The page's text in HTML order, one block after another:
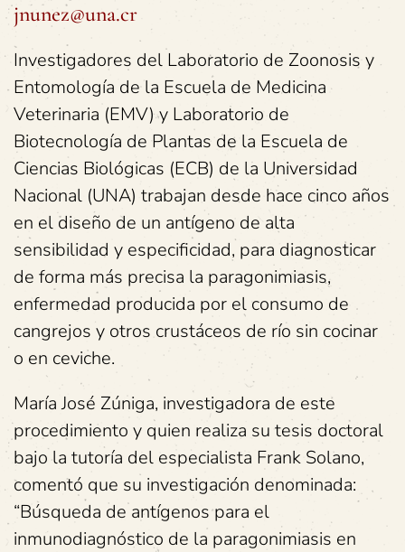
jnunez@una.cr
Investigadores del Laboratorio de Zoonosis y
Entomología de la Escuela de Medicina
Veterinaria (EMV) y Laboratorio de
Biotecnología de Plantas de la Escuela de
Ciencias Biológicas (ECB) de la Universidad
Nacional (UNA) trabajan desde hace cinco años
en el diseño de un antígeno de alta
sensibilidad y especificidad, para diagnosticar
de forma más precisa la paragonimiasis,
enfermedad producida por el consumo de
cangrejos y otros crustáceos de río sin cocinar
o en ceviche.
María José Zúniga, investigadora de este
procedimiento y quien realiza su tesis doctoral
bajo la tutoría del especialista Frank Solano,
comentó que su investigación denominada:
“Búsqueda de antígenos para el
inmunodiagnóstico de la paragonimiasis en